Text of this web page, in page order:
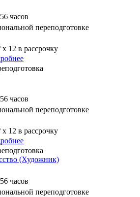
часов
переподготовке
x 12 в рассрочку
часов
переподготовке
x 12 в рассрочку
(Художник)
часов
переподготовке